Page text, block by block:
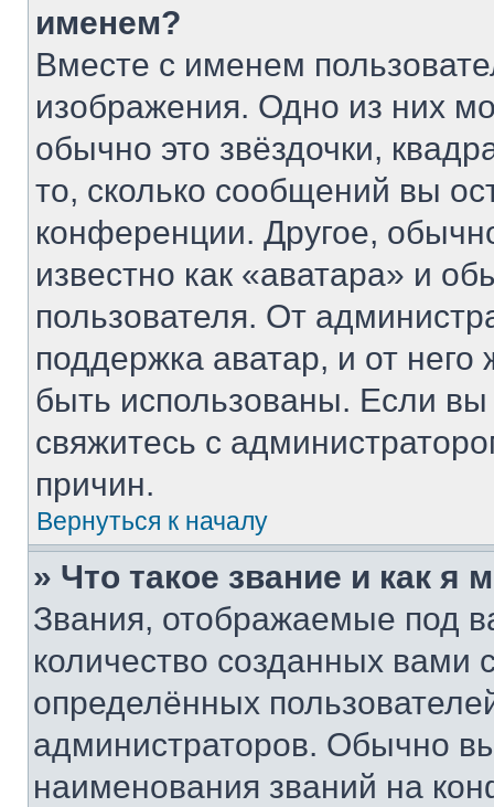
именем?
Вместе с именем
изображения. Одно из них
обычно это звёздочки,
то, сколько сообщений вы
конференции. Другое,
известно как «аватара» и
пользователя. От
поддержка аватар, и от него
быть использованы. Если
свяжитесь с
причин.
Вернуться к началу
» Что такое звание и как я
Звания, отображаемые под
количество созданных
определённых
администраторов. Обычно
наименования званий на